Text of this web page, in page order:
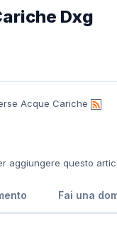
Dxg
Acque Cariche
aggiungere questo
Fai una